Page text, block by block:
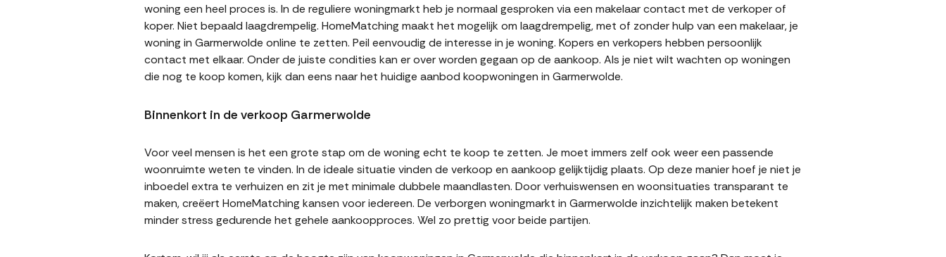
woning een heel proces is. In de reguliere woningmarkt heb je normaal gesproken via een makelaar contact met de verkoper of
koper. Niet bepaald laagdrempelig. HomeMatching maakt het mogelijk om laagdrempelig, met of zonder hulp van een makelaar, je
woning in Garmerwolde online te zetten. Peil eenvoudig de interesse in je woning. Kopers en verkopers hebben persoonlijk
contact met elkaar. Onder de juiste condities kan er over worden gegaan op de aankoop. Als je niet wilt wachten op woningen
die nog te koop komen, kijk dan eens naar het huidige aanbod koopwoningen in Garmerwolde.
Binnenkort in de verkoop Garmerwolde
Voor veel mensen is het een grote stap om de woning echt te koop te zetten. Je moet immers zelf ook weer een passende
woonruimte weten te vinden. In de ideale situatie vinden de verkoop en aankoop gelijktijdig plaats. Op deze manier hoef je niet je
inboedel extra te verhuizen en zit je met minimale dubbele maandlasten. Door verhuiswensen en woonsituaties transparant te
maken, creëert HomeMatching kansen voor iedereen. De verborgen woningmarkt in Garmerwolde inzichtelijk maken betekent
minder stress gedurende het gehele aankoopproces. Wel zo prettig voor beide partijen.